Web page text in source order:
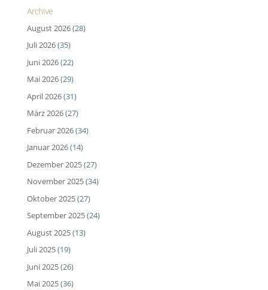
Archive
August 2026(28)
Juli 2026(35)
Juni 2026(22)
Mai 2026(29)
April 2026(31)
März 2026(27)
Februar 2026(34)
Januar 2026(14)
Dezember 2025(27)
November 2025(34)
Oktober 2025(27)
September 2025(24)
August 2025(13)
Juli 2025(19)
Juni 2025(26)
Mai 2025(36)